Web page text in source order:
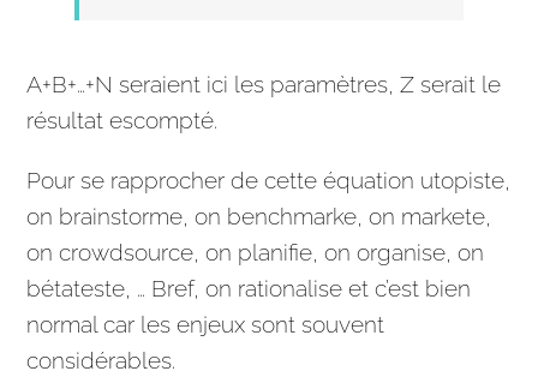
A+B+…+N seraient ici les paramètres, Z serait le
résultat escompté.
Pour se rapprocher de cette équation utopiste,
on brainstorme, on benchmarke, on markete,
on crowdsource, on planifie, on organise, on
bétateste, … Bref, on rationalise et c’est bien
normal car les enjeux sont souvent
considérables.